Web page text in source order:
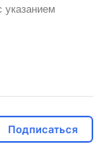
Подписаться